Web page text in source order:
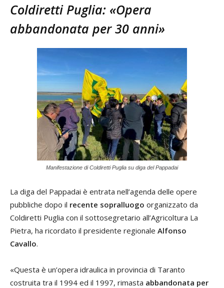
Coldiretti Puglia: «Opera
abbandonata per 30 anni»
Manifestazione di Coldiretti Puglia su diga del Pappadai
La diga del Pappadai è entrata nell’agenda delle opere
pubbliche dopo il recente sopralluogo organizzato da
Coldiretti Puglia con il sottosegretario all’Agricoltura La
Pietra, ha ricordato il presidente regionale Alfonso
Cavallo.
«Questa è un’opera idraulica in provincia di Taranto
costruita tra il 1994 ed il 1997, rimasta abbandonata per